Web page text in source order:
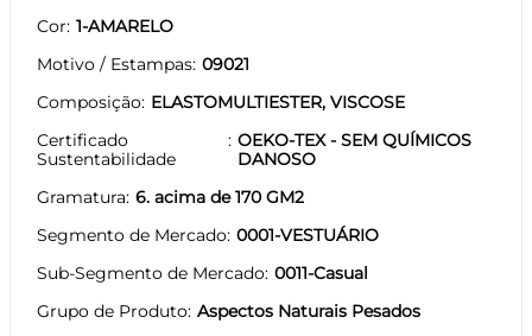
Cor 1-AMARELO
Motivo / Estampas 09021
Composição ELASTOMULTIESTER, VISCOSE
Certificado
Sustentabilidade
OEKO-TEX - SEM QUÍMICOS
DANOSO
Gramatura 6. acima de 170 GM2
Segmento de Mercado 0001-VESTUÁRIO
Sub-Segmento de Mercado 0011-Casual
Grupo de Produto Aspectos Naturais Pesados